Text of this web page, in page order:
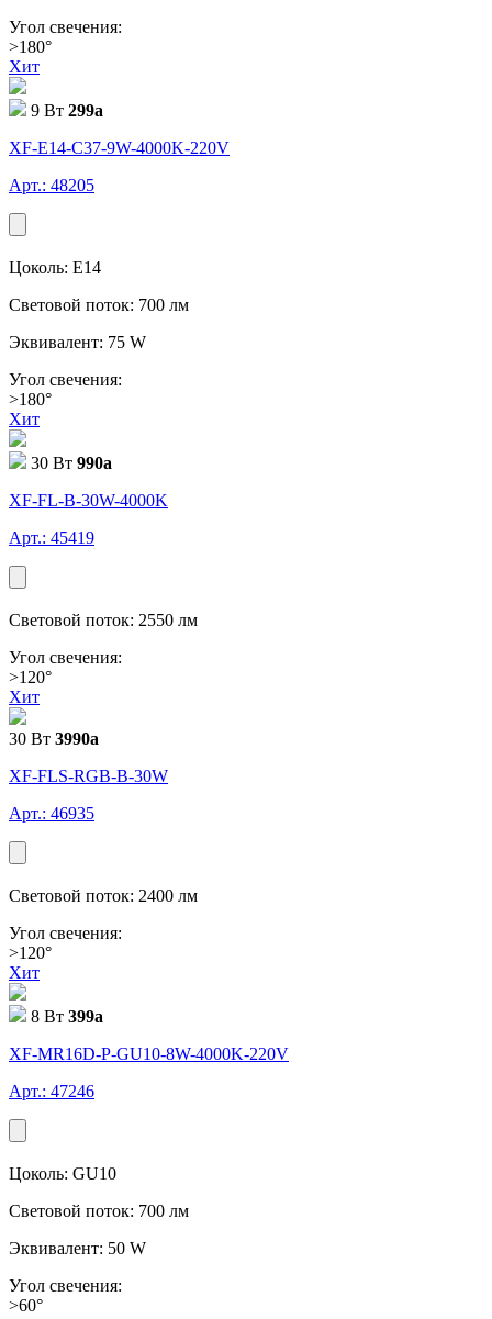
Угол свечения:
>180°
Хит
9 Вт 299a
XF-E14-C37-9W-4000K-220V
Арт.: 48205
Цоколь: E14
Световой поток: 700 лм
Эквивалент: 75 W
Угол свечения:
>180°
Хит
30 Вт 990a
XF-FL-В-30W-4000K
Арт.: 45419
Световой поток: 2550 лм
Угол свечения:
>120°
Хит
30 Вт 3990a
XF-FLS-RGB-В-30W
Арт.: 46935
Световой поток: 2400 лм
Угол свечения:
>120°
Хит
8 Вт 399a
XF-MR16D-P-GU10-8W-4000K-220V
Арт.: 47246
Цоколь: GU10
Световой поток: 700 лм
Эквивалент: 50 W
Угол свечения:
>60°